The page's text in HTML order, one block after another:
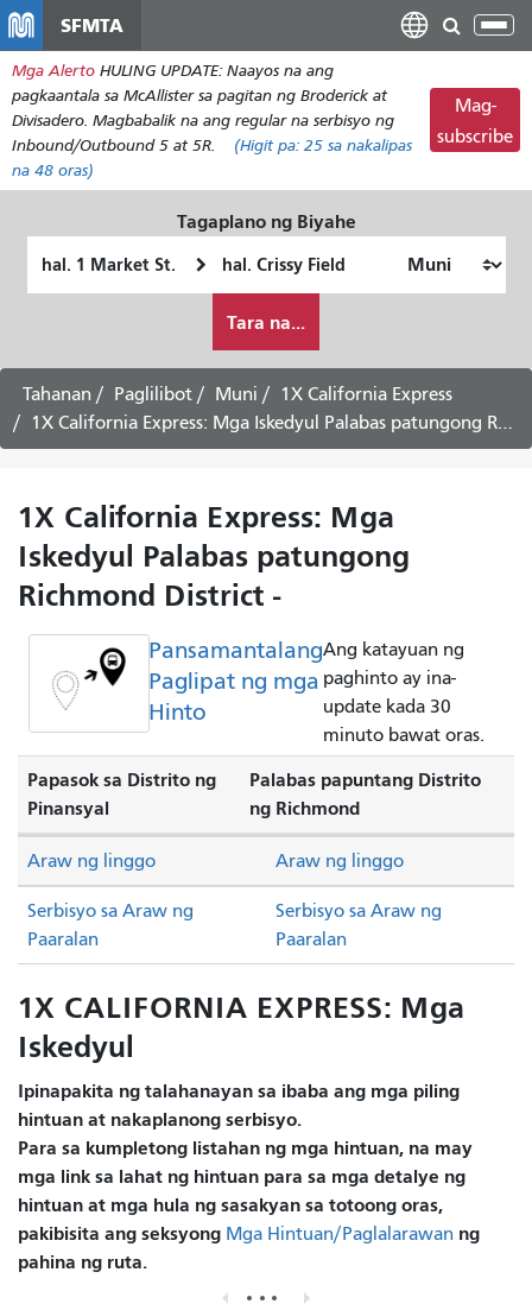
pangunahing
nilalaman
SFMTA
I-
ang
Mga Alerto HULING UPDATE: Naayos na ang
pagkaantala sa McAllister sa pagitan ng Broderick at
Divisadero. Magbabalik na ang regular na serbisyo ng
Inbound/Outbound 5 at 5R.
(Higit pa: 25 sa nakalipas
na 48 oras)
Mag-
subscribe
Tagaplano ng Biyahe
ko
gustong
maglakbay
Tara na...
Tahanan Paglilibot Muni
1X California Express
1X California Express: Mga Iskedyul Palabas patungong Richmond District - Agosto 3, 2026
1X California Express: Mga
Iskedyul Palabas patungong
Richmond District -
Pansamantalang
Paglipat ng mga
Hinto
Ang katayuan ng
paghinto ay ina-
update kada 30
minuto bawat oras.
Papasok sa Distrito ng
Pinansyal
Palabas papuntang Distrito
ng Richmond
Araw ng linggo Araw ng linggo
Serbisyo sa Araw ng
Paaralan
Serbisyo sa Araw ng
Paaralan
1X CALIFORNIA EXPRESS: Mga
Iskedyul
Ipinapakita ng talahanayan sa ibaba ang mga piling
hintuan at nakaplanong serbisyo.
Para sa kumpletong listahan ng mga hintuan, na may
mga link sa lahat ng hintuan para sa mga detalye ng
hintuan at mga hula ng sasakyan sa totoong oras,
pakibisita ang seksyong Mga Hintuan/Paglalarawan ng
pahina ng ruta.